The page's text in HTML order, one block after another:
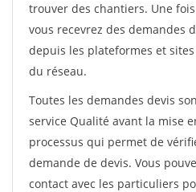
trouver des chantiers. Une
vous recevrez des demandes
depuis les plateformes et
du réseau.
Toutes les demandes devis
service Qualité avant la mise
processus qui permet de
demande de devis. Vous
contact avec les particuliers